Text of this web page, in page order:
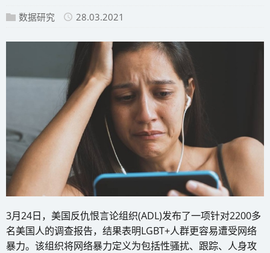
数据研究 28.03.2021
3月24日，美国反仇恨言论组织(ADL)发布了一项针对2200多
名美国人的调查报告，结果表明LGBT+人群更容易遭受网络
暴力。该组织将网络暴力定义为包括性骚扰、跟踪、人身攻